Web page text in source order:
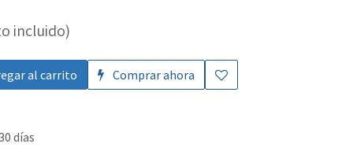
incluido)
al carrito Comprar ahora
días